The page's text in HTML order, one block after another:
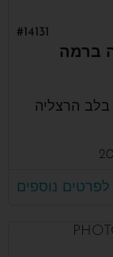
ברמה
#14131
בלב הרצליה
לפרטים נוספים